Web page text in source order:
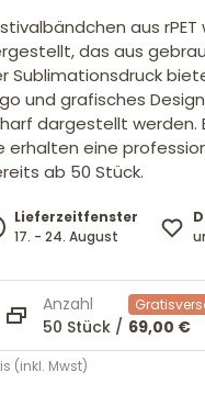
aus
das aus
Sublimationsdruck
und grafisches
dargestellt werden.
erhalten eine
ab 50 Stück.
Lieferzeitfenster
17. - 24. August
Anzahl
50 Stück / 69,00 €
(inkl. Mwst)